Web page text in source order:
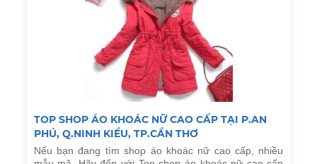
TOP SHOP ÁO KHOÁC NỮ CAO CẤP TẠI P.AN
PHÚ, Q.NINH KIỀU, TP.CẦN THƠ
Nếu bạn đang tìm shop áo khoác nữ cao cấp, nhiều